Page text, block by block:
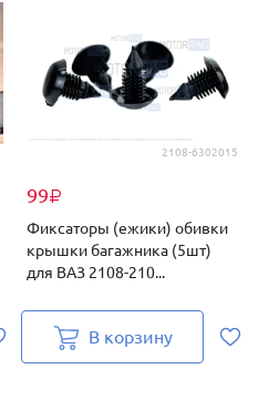
2108-6302015
99₽
Фиксаторы (ежики) обивки
крышки багажника (5шт)
для ВАЗ 2108-210...
В корзину